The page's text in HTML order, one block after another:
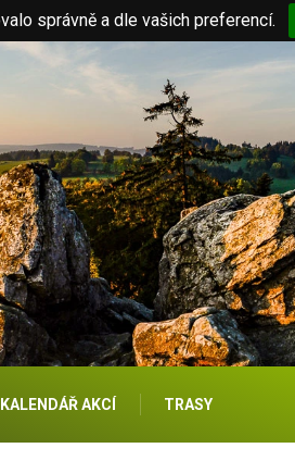
správně a dle vašich preferencí.
KALENDÁŘ AKCÍ TRASY